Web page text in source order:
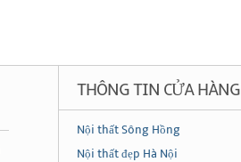
THÔNG TIN CỬA HÀNG
Nội thất Sông Hồng
Nội thất đẹp Hà Nội